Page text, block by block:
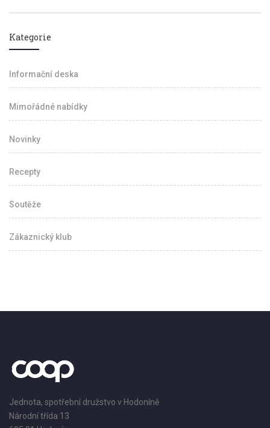
Kategorie
Informační deska
Mimořádné nabídky
Novinky
Recepty
Soutěže
Zákaznický klub
Jednota, spotřební družstvo v Hodoníně
Národní třída 13